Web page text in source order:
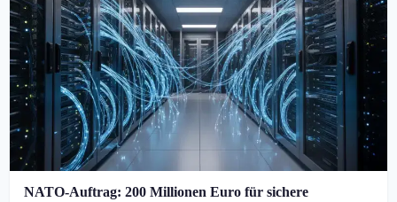
NATO-Auftrag: 200 Millionen Euro für sichere